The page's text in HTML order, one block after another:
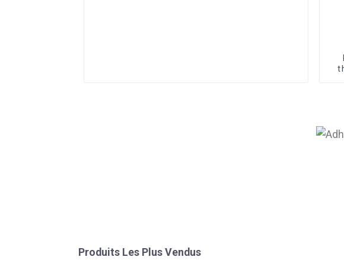
Produits Les Plus Vendus